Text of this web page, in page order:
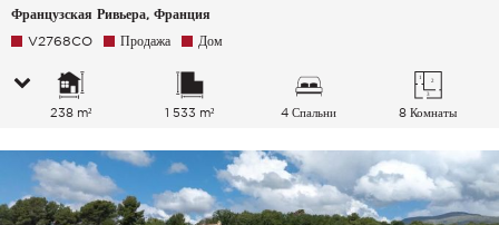
Французская Ривьера, Франция
V2768CO
Продажа Дом
238 m² 1 533 m² 4 Спальни 8 Комнаты